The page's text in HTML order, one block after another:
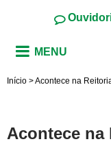
MENU
Início >Acontece na
Acontece na